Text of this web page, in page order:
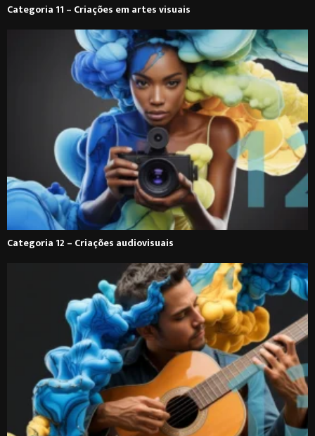
Categoria 11 – Criações em artes visuais
Categoria 12 – Criações audiovisuais